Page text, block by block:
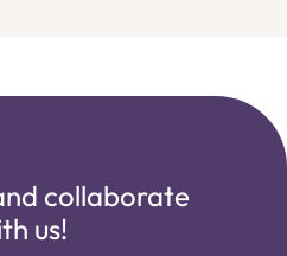
collaborate
us!